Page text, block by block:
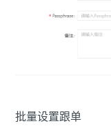
批量设置跟单